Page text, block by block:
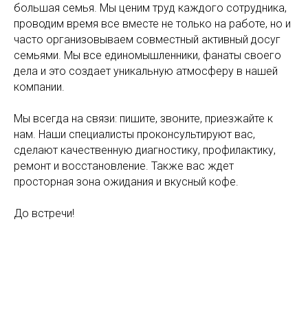
большая семья. Мы ценим труд каждого сотрудника,
проводим время все вместе не только на работе, но и
часто организовываем совместный активный досуг
семьями. Мы все единомышленники, фанаты своего
дела и это создает уникальную атмосферу в нашей
компании.
Мы всегда на связи: пишите, звоните, приезжайте к
нам. Наши специалисты проконсультируют вас,
сделают качественную диагностику, профилактику,
ремонт и восстановление. Также вас ждет
просторная зона ожидания и вкусный кофе.
До встречи!